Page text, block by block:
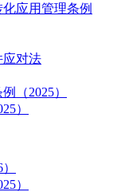
应用管理条例
应对法
（2025）
）
）